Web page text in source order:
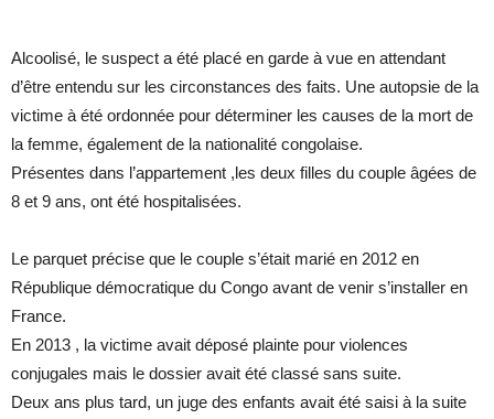
Alcoolisé, le suspect a été placé en garde à vue en attendant
d’être entendu sur les circonstances des faits. Une autopsie de la
victime à été ordonnée pour déterminer les causes de la mort de
la femme, également de la nationalité congolaise.
Présentes dans l’appartement ,les deux filles du couple âgées de
8 et 9 ans, ont été hospitalisées.
Le parquet précise que le couple s’était marié en 2012 en
République démocratique du Congo avant de venir s’installer en
France.
En 2013 , la victime avait déposé plainte pour violences
conjugales mais le dossier avait été classé sans suite.
Deux ans plus tard, un juge des enfants avait été saisi à la suite